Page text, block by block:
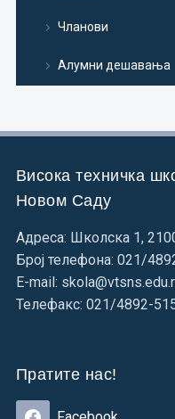
Чланови
Алумни дешавања
Висока техничка
Новом Саду
Адреса: Школска 1,
Број телефона: 021/
E-mail:
Телефакс: 021/4892-
Пратите нас!